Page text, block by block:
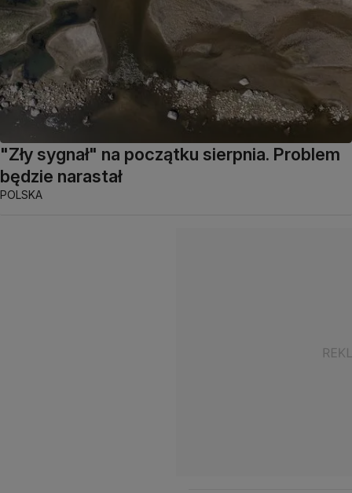
"Zły sygnał" na początku sierpnia. Problem
będzie narastał
POLSKA